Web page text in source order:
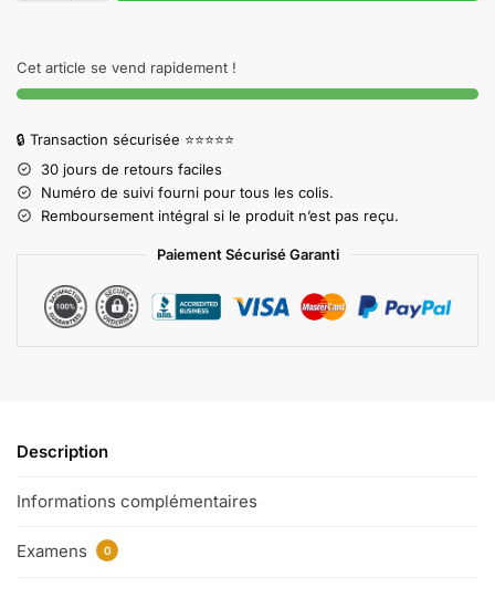
Cet article se vend rapidement !
🔒 Transaction sécurisée ⭐⭐⭐⭐⭐
30 jours de retours faciles
Numéro de suivi fourni pour tous les colis.
Remboursement intégral si le produit n’est pas reçu.
Paiement Sécurisé Garanti
Description
Informations complémentaires
Examens 0